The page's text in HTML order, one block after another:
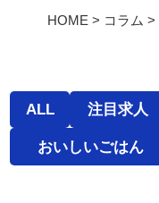
HOME > コラム >
ALL 注目求人
おいしいごはん